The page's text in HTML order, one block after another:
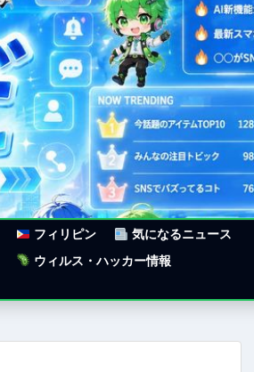
フィリピン
気になるニュース
ウィルス・ハッカー情報